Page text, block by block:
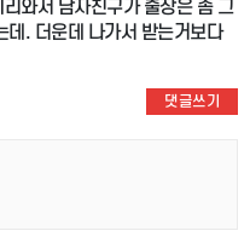
와서 남자친구가 출장은 좀 그
데. 더운데 나가서 받는거보다
댓글쓰기